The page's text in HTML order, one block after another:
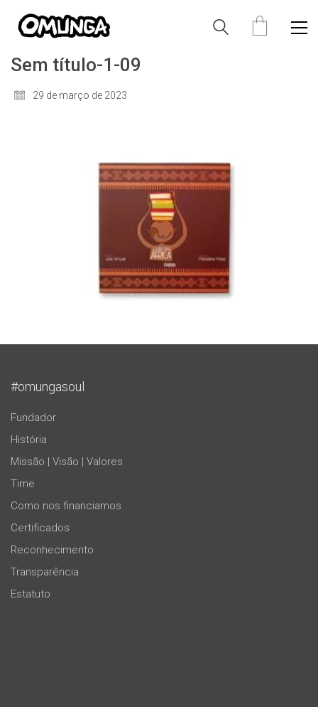
Sem título-1-09
29 de março de 2023
#omungasoul
Fundador
História
Missão | Visão | Valores
Time
Como nos financiamos
Certificados
Reconhecimento
Transparência
Estatuto